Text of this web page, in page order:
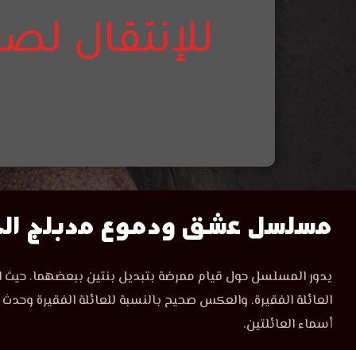
مشاهدة
مسلسل
عشق
مسلسل عشق ودموع مدبلج
مسلسل
عشق
ودموع
الحلقة
يدور المسلسل حول قيام ممرضة بتبديل بنتين ببعضهما، حيث
العائلة الفقيرة، والعكس صحيح بالنسبة للعائلة الفقيرة
أسماء العائلتين.